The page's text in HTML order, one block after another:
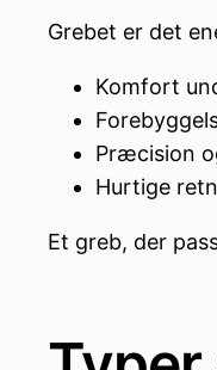
Grebet er det
Komfort
Præcision
Hurtige
Et greb, der